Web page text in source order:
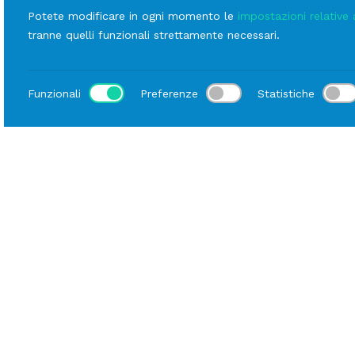
Potete modificare in ogni momento le impostazioni relative
tranne quelli funzionali strettamente necessari.
Funzionali Preferenze Statistiche